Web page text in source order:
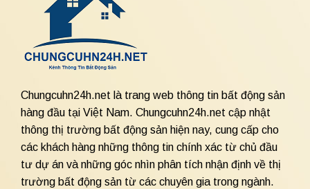
Chungcuhn24h.net là trang web thông tin bất động sản
hàng đầu tại Việt Nam. Chungcuhn24h.net cập nhật
thông thị trường bất động sản hiện nay, cung cấp cho
các khách hàng những thông tin chính xác từ chủ đầu
tư dự án và những góc nhìn phân tích nhận định về thị
trường bất động sản từ các chuyên gia trong ngành.